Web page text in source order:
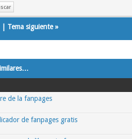
| Tema siguiente»
de la fanpages
de fanpages gratis